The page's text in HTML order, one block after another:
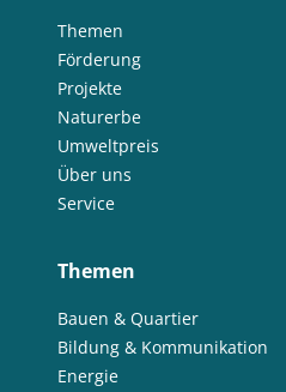
Themen
Förderung
Projekte
Naturerbe
Umweltpreis
Über uns
Service
Themen
Bauen & Quartier
Bildung & Kommunikation
Energie